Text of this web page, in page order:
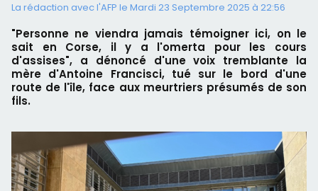
La rédaction avec l'AFP le Mardi 23 Septembre 2025 à 22:56
"Personne ne viendra jamais témoigner ici, on le
sait en Corse, il y a l'omerta pour les cours
d'assises", a dénoncé d'une voix tremblante la
mère d'Antoine Francisci, tué sur le bord d'une
route de l'île, face aux meurtriers présumés de son
fils.